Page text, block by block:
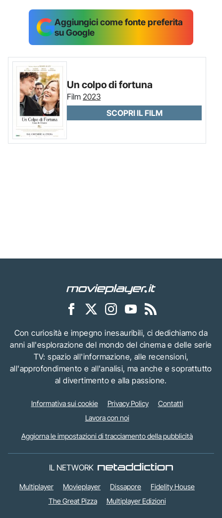
Aggiungici come fonte preferita
su Google
Un colpo di fortuna
Film 2023
SCOPRI IL FILM
Con curiosità e impegno inesauribili, ci dedichiamo da
anni all'esplorazione del mondo del cinema e delle serie
TV: spazio all'informazione, alle recensioni,
all'approfondimento e all'analisi, ma anche e soprattutto
al divertimento e alla passione.
Informativa sui cookie Privacy Policy
Contatti
Lavora con noi
Aggiorna le impostazioni di tracciamento della pubblicità
IL NETWORK
Multiplayer Movieplayer Dissapore
Fidelity House
The Great Pizza
Multiplayer Edizioni